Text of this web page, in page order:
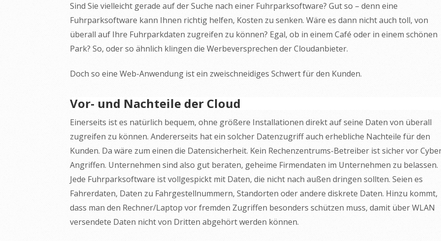
Sind Sie vielleicht gerade auf der Suche nach einer Fuhrparksoftware? Gut so – denn eine
Fuhrparksoftware kann Ihnen richtig helfen, Kosten zu senken. Wäre es dann nicht auch toll, von
überall auf Ihre Fuhrparkdaten zugreifen zu können? Egal, ob in einem Café oder in einem schönen
Park? So, oder so ähnlich klingen die Werbeversprechen der Cloudanbieter.
Doch so eine Web-Anwendung ist ein zweischneidiges Schwert für den Kunden.
Vor- und Nachteile der Cloud
Einerseits ist es natürlich bequem, ohne größere Installationen direkt auf seine Daten von überall
zugreifen zu können. Andererseits hat ein solcher Datenzugriff auch erhebliche Nachteile für den
Kunden. Da wäre zum einen die Datensicherheit. Kein Rechenzentrums-Betreiber ist sicher vor
Angriffen. Unternehmen sind also gut beraten, geheime Firmendaten im Unternehmen zu belassen.
Jede Fuhrparksoftware ist vollgespickt mit Daten, die nicht nach außen dringen sollten. Seien es
Fahrerdaten, Daten zu Fahrgestellnummern, Standorten oder andere diskrete Daten. Hinzu kommt,
dass man den Rechner/Laptop vor fremden Zugriffen besonders schützen muss, damit über WLAN
versendete Daten nicht von Dritten abgehört werden können.